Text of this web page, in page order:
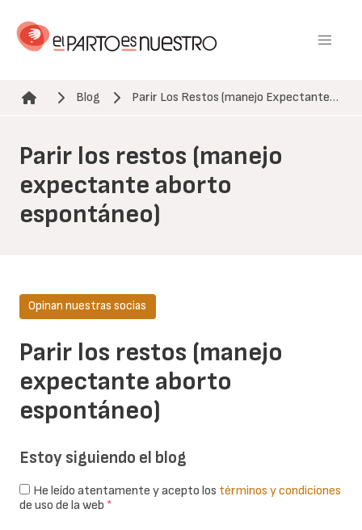
contenido
Ruta de navegación
Blog Parir Los Restos (manejo Expectante…
Parir los restos (manejo
expectante aborto
espontáneo)
Parir los restos (manejo
expectante aborto
espontáneo)
Opinan nuestras socias
Estoy siguiendo el blog
He leído atentamente y acepto los términos y condiciones
de uso de la web *